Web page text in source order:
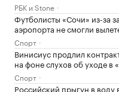
РБК и Stone
Футболисты «Сочи» из-за
аэропорта не смогли
Спорт
Винисиус продлил
на фоне слухов об уходе в
Спорт
Российский прыгун в воду